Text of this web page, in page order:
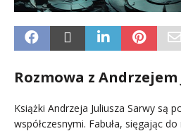
Rozmowa z
Książki Andrzeja Juliusza Sarwy są
współczesnymi. Fabuła, sięgając